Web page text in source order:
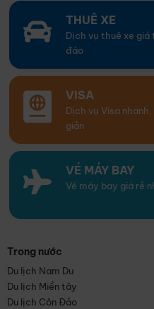
THUÊ XE
Dịch vụ thuê xe
đáo
VISA
Dịch vụ Visa
giản
VÉ MÁY BAY
Vé máy bay giá rẻ
Trong nước
Du lịch Nam Du
Du lịch Miền tây
Du lịch Côn Đảo